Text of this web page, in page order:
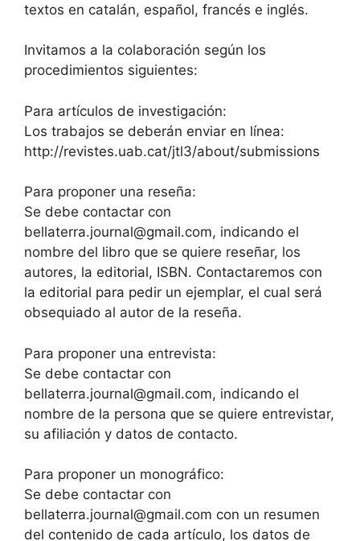
textos en catalán, español, francés e inglés.
Invitamos a la colaboración según los
procedimientos siguientes:
Para artículos de investigación:
Los trabajos se deberán enviar en línea:
http://revistes.uab.cat/jtl3/about/submissions
Para proponer una reseña:
Se debe contactar con
bellaterra.journal@gmail.com, indicando el
nombre del libro que se quiere reseñar, los
autores, la editorial, ISBN. Contactaremos con
la editorial para pedir un ejemplar, el cual será
obsequiado al autor de la reseña.
Para proponer una entrevista:
Se debe contactar con
bellaterra.journal@gmail.com, indicando el
nombre de la persona que se quiere entrevistar,
su afiliación y datos de contacto.
Para proponer un monográfico:
Se debe contactar con
bellaterra.journal@gmail.com con un resumen
del contenido de cada artículo, los datos de